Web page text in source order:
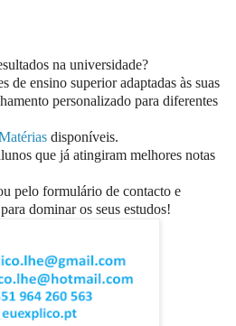
na universidade?
de ensino superior adaptadas às suas
personalizado para diferentes
disponíveis.
que já atingiram melhores notas
pelo formulário de contacto e
dominar os seus estudos!